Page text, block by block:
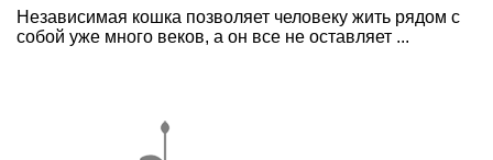
Независимая кошка позволяет человеку жить рядом с
собой уже много веков, а он все не оставляет ...